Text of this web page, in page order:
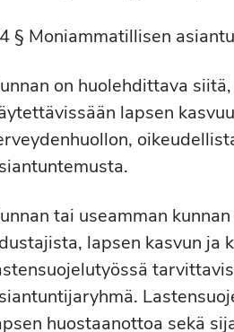
§ Moniammatillisen
on huolehdittava
lapsen
tai useamman
lapsen kasvun ja
huostaanottoa sekä